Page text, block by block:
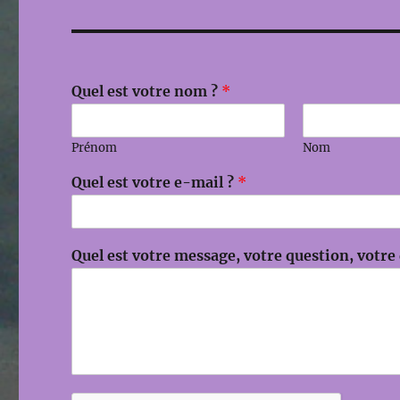
Quel est votre nom ? *
Prénom Nom
m
e
s
g
Quel est votre e-mail ? *
Quel est votre message, votre question, votre